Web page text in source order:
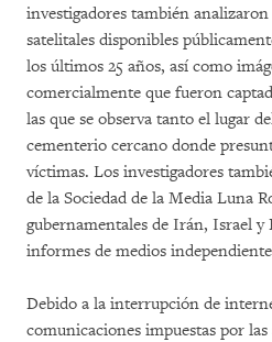
investigadores también
satelitales disponibles
los últimos 25 años, así como
comercialmente que fueron
las que se observa tanto el lugar
cementerio cercano donde
víctimas. Los investigadores
de la Sociedad de la Media Luna
gubernamentales de Irán, Israel y
informes de medios
Debido a la interrupción de
comunicaciones impuestas por